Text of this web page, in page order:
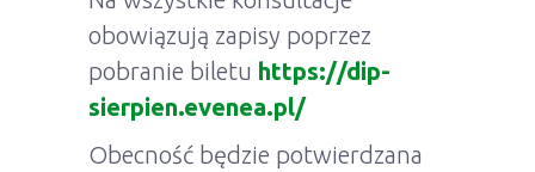
obowiązują zapisy poprzez
pobranie biletu https://dip-
sierpien.evenea.pl/
Obecność będzie potwierdzana